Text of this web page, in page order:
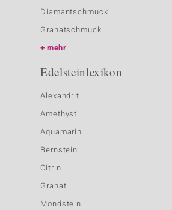
Diamantschmuck
Granatschmuck
mehr
Edelsteinlexikon
Alexandrit
Amethyst
Aquamarin
Bernstein
Citrin
Granat
Mondstein